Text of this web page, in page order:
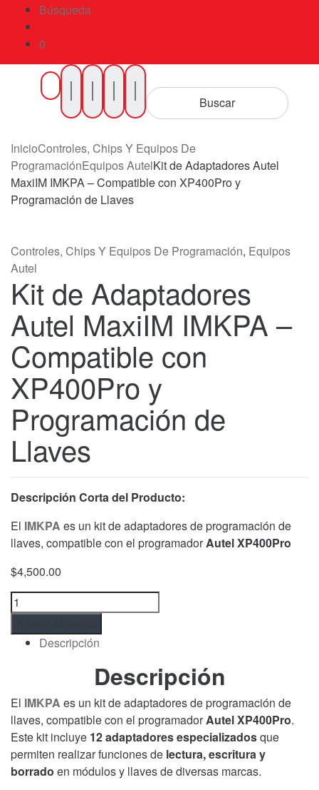
Búsqueda
0
Buscar
por
Productos
Buscar
InicioControles, Chips Y Equipos De
ProgramaciónEquipos AutelKit de Adaptadores Autel
MaxiIM IMKPA – Compatible con XP400Pro y
Programación de Llaves
Controles, Chips Y Equipos De Programación, Equipos
Autel
Kit de Adaptadores
Autel MaxiIM IMKPA –
Compatible con
XP400Pro y
Programación de
Llaves
Descripción Corta del Producto:
El IMKPA es un kit de adaptadores de programación de
llaves, compatible con el programadorAutel XP400Pro
$4,500.00
Kit
de
Adaptadores
Autel
–
Compatible
con
XP400Pro
y
Descripción
Descripción
El IMKPA es un kit de adaptadores de programación de
llaves, compatible con el programadorAutel XP400Pro.
Este kit incluye 12 adaptadores especializadosque
permiten realizar funciones de lectura, escritura y
borrado en módulos y llaves de diversas marcas.